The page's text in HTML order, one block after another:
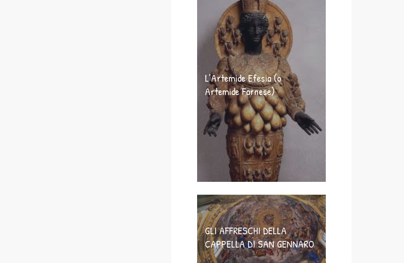
L’Artemide Efesia (o
Artemide Farnese)
GLI AFFRESCHI DELLA
CAPPELLA DI SAN GENNARO